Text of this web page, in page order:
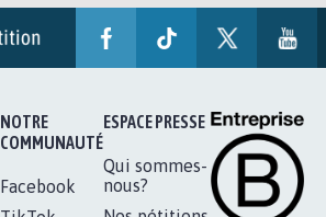
NOTRE
COMMUNAUTÉ
Facebook
ESPACE PRESSE
Qui sommes-
nous?